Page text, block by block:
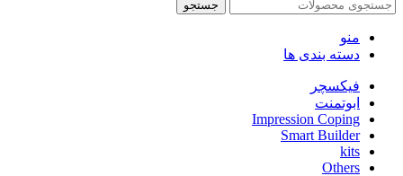
جستجو
منو
دسته بندی ها
فیکسچر
ابوتمنت
Impression Coping
Smart Builder
kits
Others